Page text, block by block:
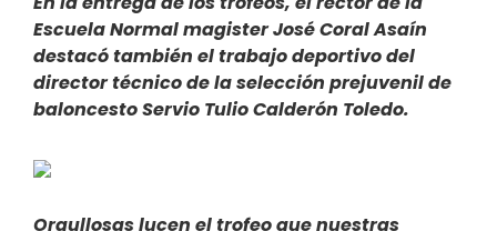
Escuela Normal magister José Coral Asaín
destacó también el trabajo deportivo del
director técnico de la selección prejuvenil de
baloncesto Servio Tulio Calderón Toledo.
Orgullosas lucen el trofeo que nuestras